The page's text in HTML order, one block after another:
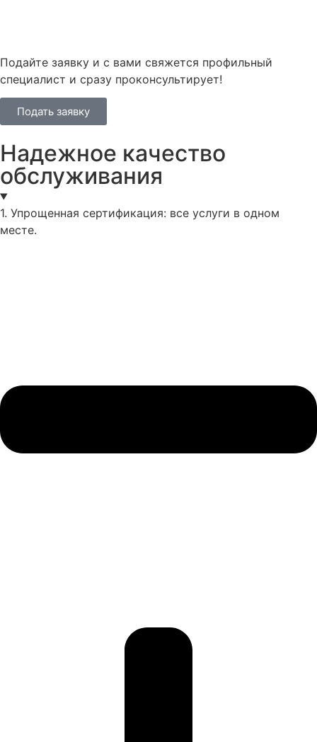
Подайте заявку и с вами свяжется профильный
специалист и сразу проконсультирует!
Подать заявку
Надежное качество
обслуживания
1. Упрощенная сертификация: все услуги в одном
месте.